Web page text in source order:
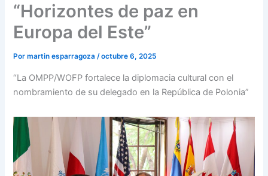
“Horizontes de paz en
Europa del Este”
Pormartin esparragoza/octubre 6, 2025
“La OMPP/WOFP fortalece la diplomacia cultural con el
nombramiento de su delegado en la República de Polonia”